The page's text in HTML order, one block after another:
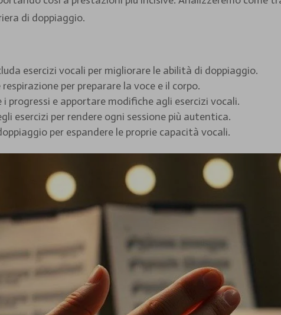
di doppiaggio.
esercizi vocali per migliorare le abilità di doppiaggio.
per preparare la voce e il corpo.
e apportare modifiche agli esercizi vocali.
esercizi per rendere ogni sessione più autentica.
per espandere le proprie capacità vocali.